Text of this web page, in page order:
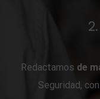
Redactamos de
Seguridad,